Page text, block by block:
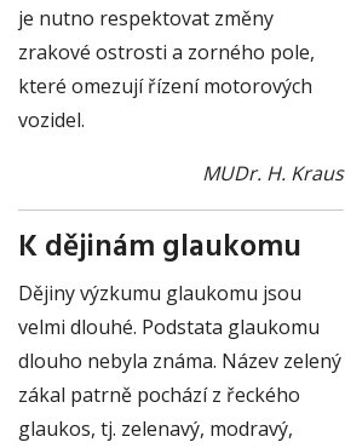
je nutno respektovat změny
zrakové ostrosti a zorného pole,
které omezují řízení motorových
vozidel.
MUDr. H. Kraus
K dějinám glaukomu
Dějiny výzkumu glaukomu jsou
velmi dlouhé. Podstata glaukomu
dlouho nebyla známa. Název zelený
zákal patrně pochází z řeckého
glaukos, tj. zelenavý, modravý,